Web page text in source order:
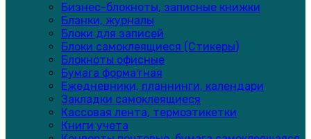
Бизнес-блокноты, записные книжки
Бланки, журналы
Блоки для записей
Блоки самоклеящиеся (Стикеры)
Блокноты офисные
Бумага форматная
Ежедневники, планнинги, календари
Закладки самоклеящиеся
Кассовая лента, термоэтикетки
Книги учета